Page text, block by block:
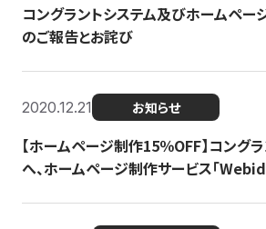
コングラントシステム及びホームペー
のご報告とお詫び
2020.12.21 お知らせ
【ホームページ制作15％OFF】コング
へ、ホームページ制作サービス「